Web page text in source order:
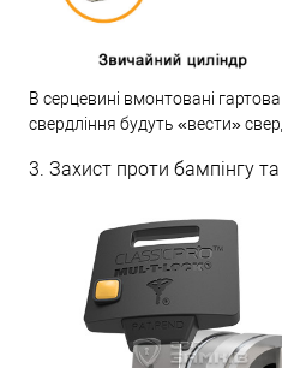
В серцевині вмонтовані
свердління будуть «вести»
3. Захист проти бампінгу